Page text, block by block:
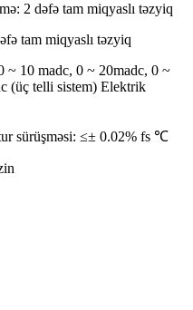
2 dəfə tam miqyaslı təzyiq
tam miqyaslı təzyiq
~ 10 madc, 0 ~ 20madc, 0 ~
(üç telli sistem) Elektrik
sürüşməsi: ≤± 0.02% fs ℃